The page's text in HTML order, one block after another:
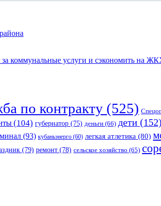
за коммунальные услуги и сэкономить на
по контракту (525)
(104) губернатор (75) деньги (66) дети (152)
(93) кубаньэнерго (60) легкая атлетика (80)
(79) ремонт (78) сельское хозяйство (65)